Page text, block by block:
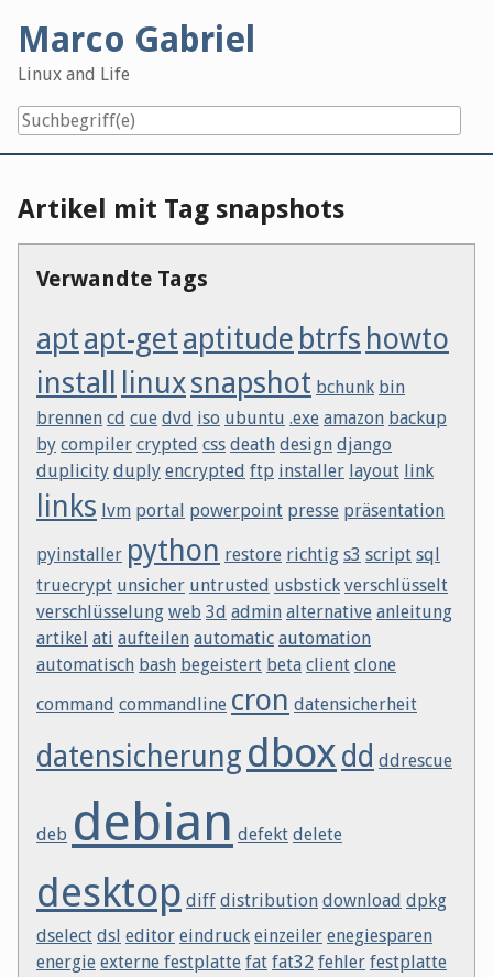
content
Marco Gabriel
Linux and Life
Artikel mit Tag snapshots
Verwandte Tags
aptapt-getaptitude btrfs howto
install
linuxsnapshot bchunk bin
brennen cd cue dvd iso ubuntu .exe amazon backup
by compiler crypted css death design django
duplicity duply encrypted ftp installer layout link
links lvm portal powerpoint presse präsentation
pyinstaller python restore richtig s3 script sql
truecrypt unsicher untrusted usbstick verschlüsselt
verschlüsselung web 3d admin alternative anleitung
artikel ati aufteilen automatic automation
automatisch bash begeistert beta client clone
command commandline cron datensicherheit
datensicherung dboxdd ddrescue
deb debian defekt delete
desktop diff distribution download dpkg
dselect dsl editor eindruck einzeiler enegiesparen
energie externe festplatte fat fat32 fehler festplatte